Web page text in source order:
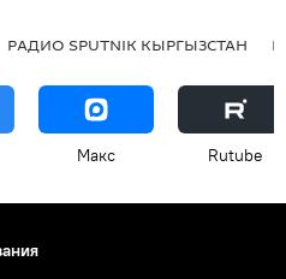
РАДИО SPUTNIK КЫРГЫЗСТАН
Макс Rutube